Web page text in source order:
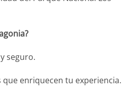
seguro.
que enriquecen tu experiencia.